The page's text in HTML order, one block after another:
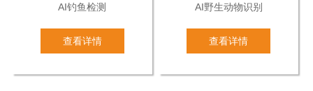
AI钓鱼检测
查看详情
AI野生动物识别
查看详情